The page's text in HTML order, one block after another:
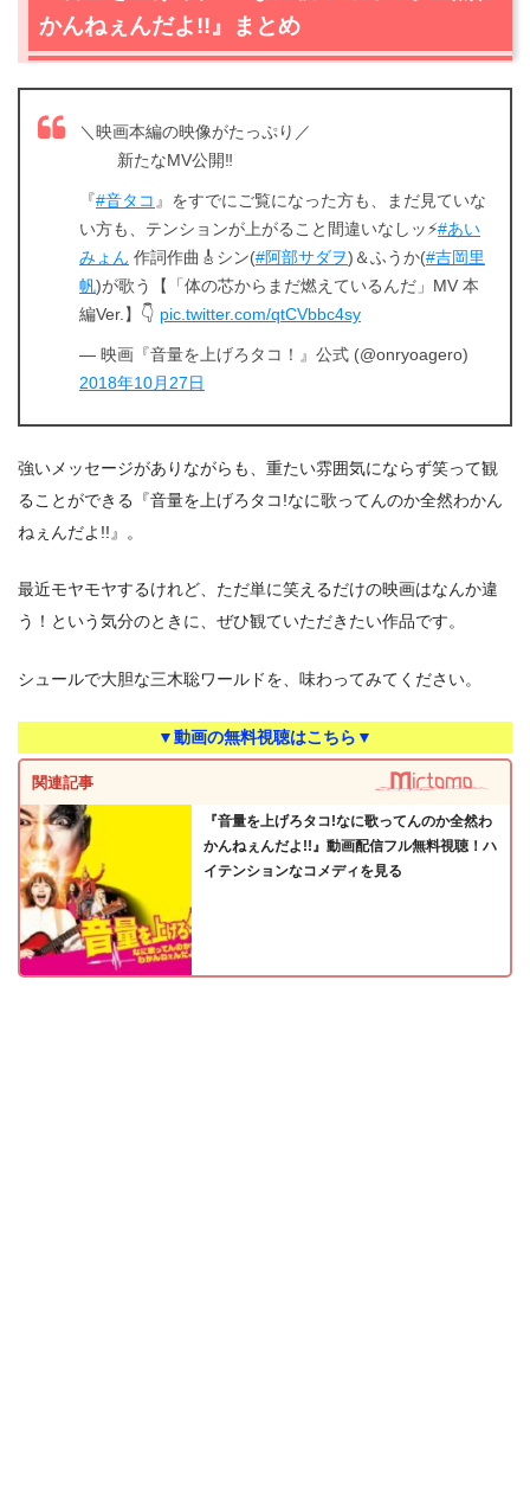
かんねぇんだよ!!』まとめ
＼映画本編の映像がたっぷり／
新たなMV公開‼️
『#音タコ 』をすでにご覧になった方も、まだ見ていな
い方も、テンションが上がること間違いなしッ⚡️#あい
みょん 作詞作曲🎸シン(#阿部サダヲ)＆ふうか(#吉岡里
帆)が歌う【「体の芯からまだ燃えているんだ」MV 本
編Ver.】👇 pic.twitter.com/qtCVbbc4sy
— 映画『音量を上げろタコ！』公式 (@onryoagero)
2018年10月27日
強いメッセージがありながらも、重たい雰囲気にならず笑って観
ることができる『音量を上げろタコ!なに歌ってんのか全然わかん
ねぇんだよ!!』。
最近モヤモヤするけれど、ただ単に笑えるだけの映画はなんか違
う！という気分のときに、ぜひ観ていただきたい作品です。
シュールで大胆な三木聡ワールドを、味わってみてください。
▼動画の無料視聴はこちら▼
関連記事
『音量を上げろタコ!なに歌ってんのか全然わ
かんねぇんだよ!!』動画配信フル無料視聴！ハ
イテンションなコメディを見る